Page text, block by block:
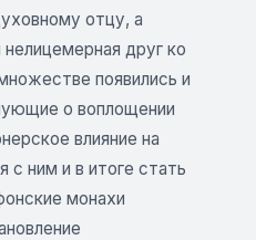
отцу, а
друг ко
появились и
о воплощении
влияние на
с ним и в итоге стать
монахи